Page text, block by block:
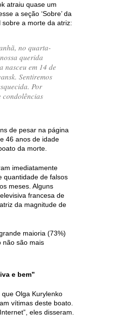
atraiu quase um
a seção ‘Sobre’ da
a morte da atriz:
no quarta-
querida
nasceu em 14 de
Sentiremos
Por
condolências
de pesar na página
46 anos de idade
da morte.
imediatamente
quantidade de falsos
meses. Alguns
francesa de
da magnitude de
maioria (73%)
não são mais
e bem”
Olga Kurylenko
vítimas deste boato.
eles disseram.